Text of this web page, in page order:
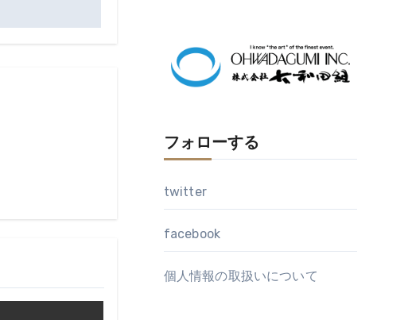
ブ
フォローする
twitter
facebook
個人情報の取扱いについて